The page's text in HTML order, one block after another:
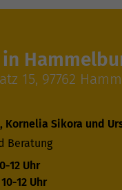
15, 97762
Kornelia Sikora und
Beratung
12 Uhr
12 Uhr